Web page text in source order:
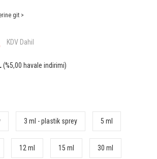
git >
KDV Dahil
(%5,00 havale indirimi)
3 ml - plastik sprey 5 ml
12 ml 15 ml 30 ml